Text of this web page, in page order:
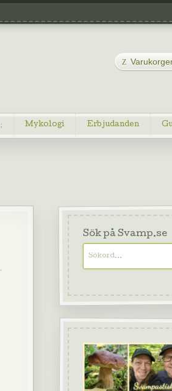
Mykologi Erbjudanden
Sök på Svamp.se